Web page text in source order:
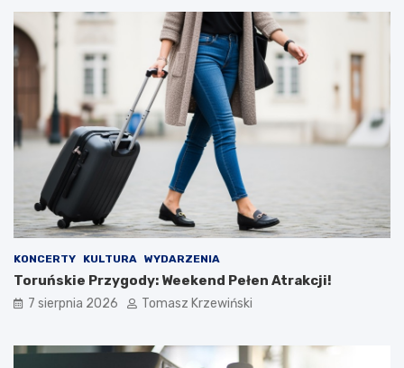
KONCERTY KULTURA WYDARZENIA
Toruńskie Przygody: Weekend Pełen Atrakcji!
7 sierpnia 2026 Tomasz Krzewiński